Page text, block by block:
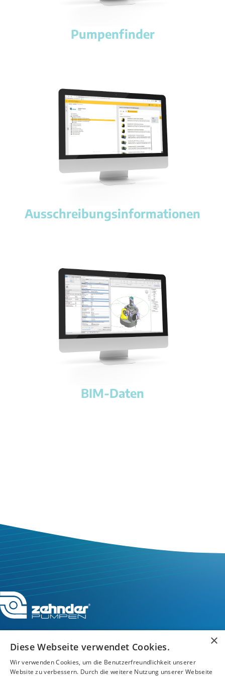
Pumpenfinder
Ausschreibungsinformationen
BIM-Daten
Service-Hotline
×
Diese Webseite verwendet Cookies.
Wir verwenden Cookies, um die Benutzerfreundlichkeit unserer
Website zu verbessern. Durch die weitere Nutzung unserer Webseite